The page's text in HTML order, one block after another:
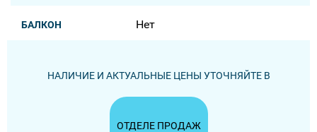
БАЛКОН Нет
НАЛИЧИЕ И АКТУАЛЬНЫЕ ЦЕНЫ УТОЧНЯЙТЕ В
ОТДЕЛЕ ПРОДАЖ